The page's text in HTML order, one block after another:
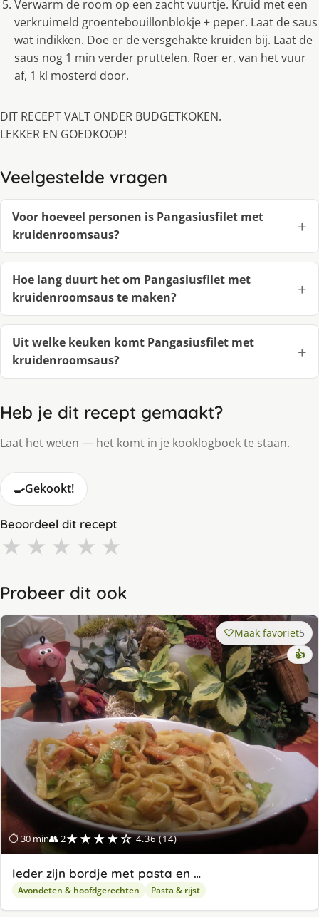
Verwarm de room op een zacht vuurtje. Kruid met een
verkruimeld groentebouillonblokje + peper. Laat de saus
wat indikken. Doe er de versgehakte kruiden bij. Laat de
saus nog 1 min verder pruttelen. Roer er, van het vuur
af, 1 kl mosterd door.
DIT RECEPT VALT ONDER BUDGETKOKEN.
LEKKER EN GOEDKOOP!
Veelgestelde vragen
Voor hoeveel personen is Pangasiusfilet met
kruidenroomsaus?
Hoe lang duurt het om Pangasiusfilet met
kruidenroomsaus te maken?
Uit welke keuken komt Pangasiusfilet met
kruidenroomsaus?
Heb je dit recept gemaakt?
Laat het weten — het komt in je kooklogboek te staan.
🍳Gekookt!
Beoordeel dit recept
★ ★ ★ ★ ★
Probeer dit ook
⏱ 30 min👥 2★★★★☆ 4.36 (14)
Maak favoriet5
👍
Ieder zijn bordje met pasta en …
Avondeten & hoofdgerechten Pasta & rijst